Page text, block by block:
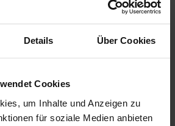
Details Über Cookies
Cookies
um Inhalte und Anzeigen zu
für soziale Medien anbieten